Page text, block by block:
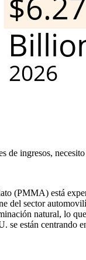
de ingresos,
(PMMA) está
del sector
natural, lo
se están